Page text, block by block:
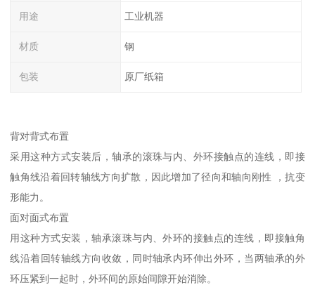
用途 工业机器
材质 钢
包装 原厂纸箱
背对背式布置
采用这种方式安装后，轴承的滚珠与内、外环接触点的连线，即接
触角线沿着回转轴线方向扩散，因此增加了径向和轴向刚性 ，抗变
形能力。
面对面式布置
用这种方式安装，轴承滚珠与内、外环的接触点的连线，即接触角
线沿着回转轴线方向收敛，同时轴承内环伸出外环，当两轴承的外
环压紧到一起时，外环间的原始间隙开始消除。